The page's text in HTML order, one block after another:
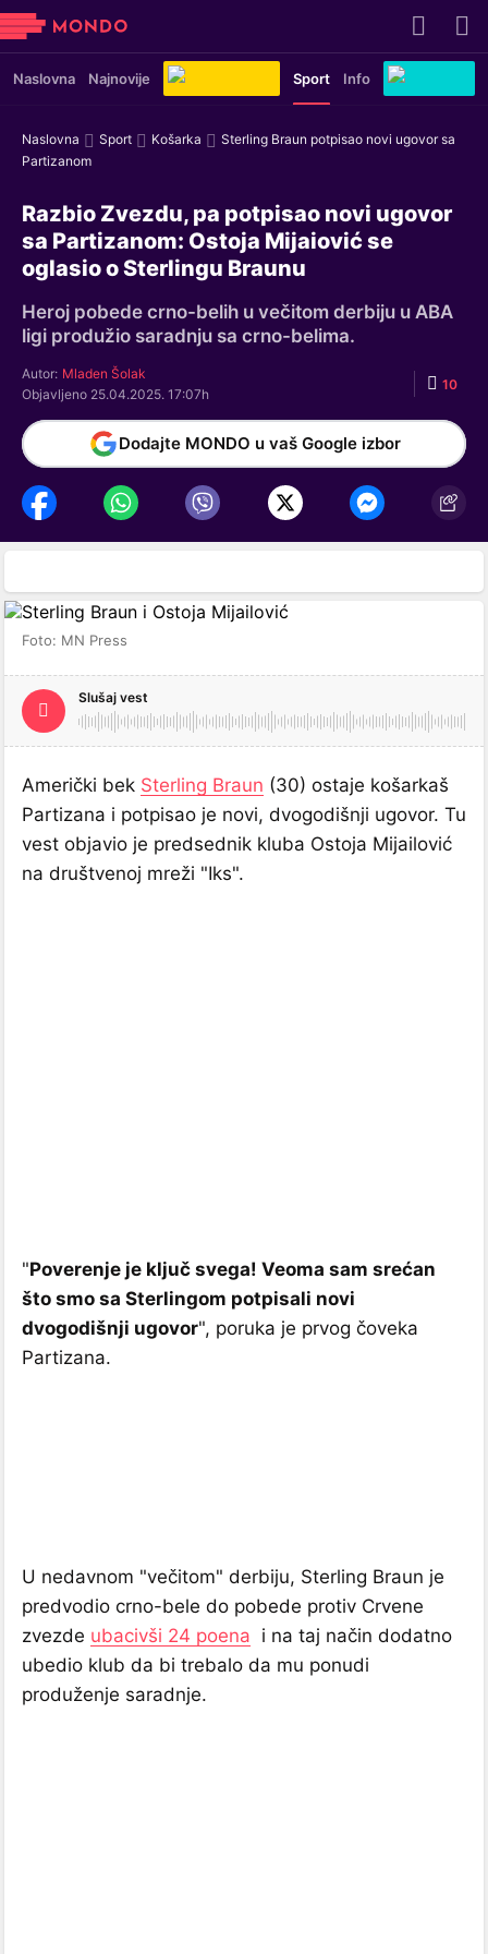
Naslovna Najnovije Sport Info
Naslovna Sport Košarka
Sterling Braun potpisao novi ugovor sa
Partizanom
Razbio Zvezdu, pa potpisao novi ugovor
sa Partizanom: Ostoja Mijaiović se
oglasio o Sterlingu Braunu
Heroj pobede crno-belih u večitom derbiju u ABA
ligi produžio saradnju sa crno-belima.
Autor: Mladen Šolak
Objavljeno 25.04.2025. 17:07h
10
Dodajte MONDO u vaš Google izbor
Foto: MN Press
Slušaj vest
Američki bek Sterling Braun (30) ostaje košarkaš
Partizana i potpisao je novi, dvogodišnji ugovor. Tu
vest objavio je predsednik kluba Ostoja Mijailović
na društvenoj mreži "Iks".
"Poverenje je ključ svega! Veoma sam srećan
što smo sa Sterlingom potpisali novi
dvogodišnji ugovor", poruka je prvog čoveka
Partizana.
U nedavnom "večitom" derbiju, Sterling Braun je
predvodio crno-bele do pobede protiv Crvene
zvezde ubacivši 24 poena i na taj način dodatno
ubedio klub da bi trebalo da mu ponudi
produženje saradnje.